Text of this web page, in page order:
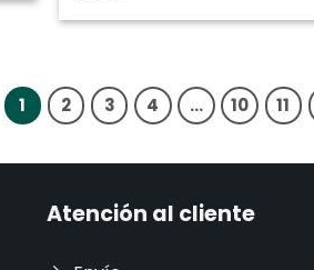
1 2 3 4 ... 10 11
Atención al cliente